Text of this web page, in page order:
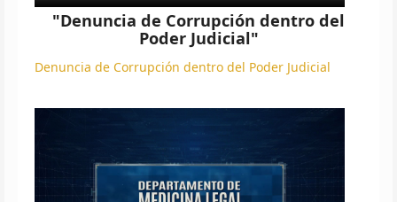
"Denuncia de Corrupción dentro del
Poder Judicial"
Denuncia de Corrupción dentro del Poder Judicial